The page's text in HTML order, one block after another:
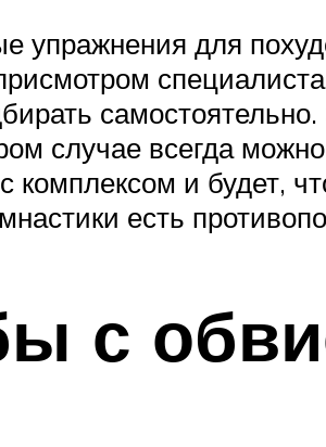
упражнения для
случае всегда можно
комплексом и будет,
есть
с